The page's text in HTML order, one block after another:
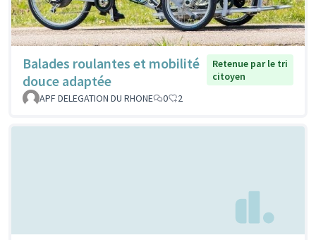
Balades roulantes et mobilité
douce adaptée
Retenue par le tri
citoyen
APF DELEGATION DU RHONE
0 2